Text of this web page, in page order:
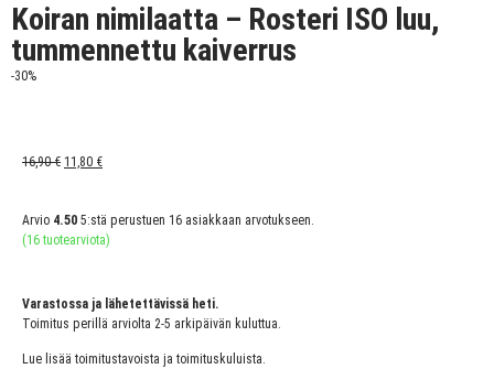
Koiran nimilaatta – Rosteri ISO luu,
tummennettu kaiverrus
-30%
16,90€ 11,80 €
Arvio 4.50 5:stä perustuen 16 asiakkaan arvotukseen.
(16 tuotearviota)
Varastossa ja lähetettävissä heti.
Toimitus perillä arviolta 2-5 arkipäivän kuluttua.
Lue lisää toimitustavoista ja toimituskuluista.